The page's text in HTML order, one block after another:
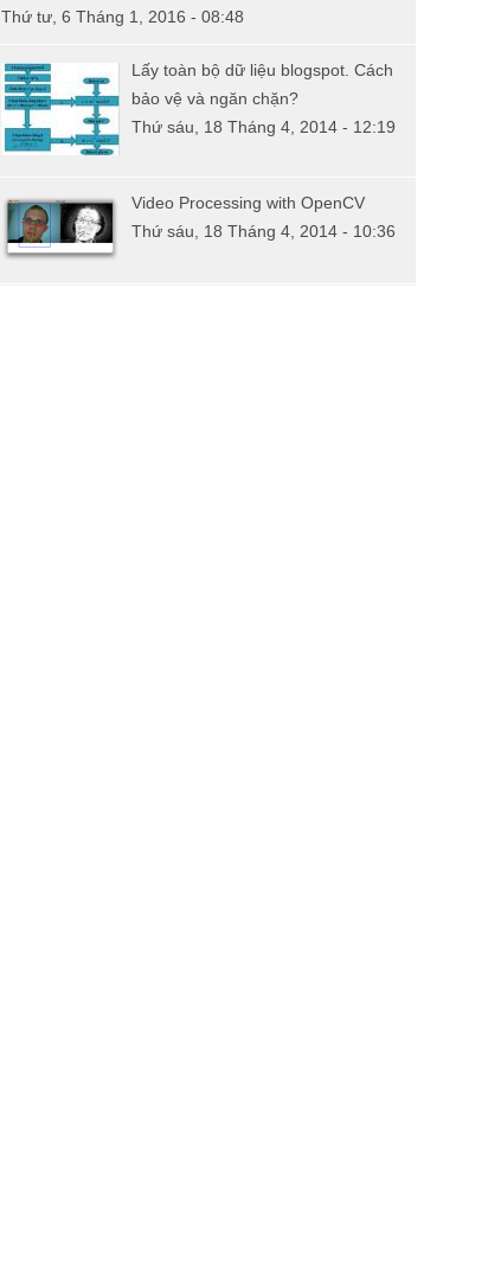
Thứ tư, 6 Tháng 1, 2016 - 08:48
Lấy toàn bộ dữ liệu blogspot. Cách
bảo vệ và ngăn chặn?
Thứ sáu, 18 Tháng 4, 2014 - 12:19
Video Processing with OpenCV
Thứ sáu, 18 Tháng 4, 2014 - 10:36